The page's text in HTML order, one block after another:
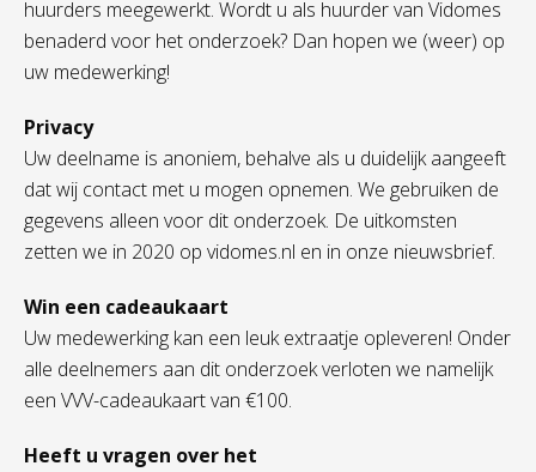
huurders meegewerkt. Wordt u als huurder van Vidomes
benaderd voor het onderzoek? Dan hopen we (weer) op
uw medewerking!
Privacy
Uw deelname is anoniem, behalve als u duidelijk aangeeft
dat wij contact met u mogen opnemen. We gebruiken de
gegevens alleen voor dit onderzoek. De uitkomsten
zetten we in 2020 op vidomes.nl en in onze nieuwsbrief.
Win een cadeaukaart
Uw medewerking kan een leuk extraatje opleveren! Onder
alle deelnemers aan dit onderzoek verloten we namelijk
een VVV-cadeaukaart van €100.
Heeft u vragen over het